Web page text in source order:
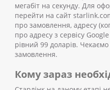
мегабіт на секунду. Для
перейти на сайт
про замовлення, адресу
про адресу з сервісу
рівний 99 доларів.
замовлення.
Кому зараз